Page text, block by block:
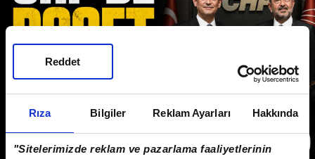
Rıza Bilgiler Reklam Ayarları Hakkında
"Sitelerimizde reklam ve pazarlama faaliyetlerinin
Reddet